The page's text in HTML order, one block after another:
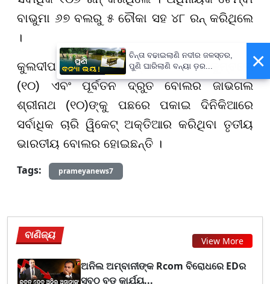
ବାଭୁମା ୬୭ ବଲରୁ ୫ ଚୌକା ସହ ୪୮ ରନ୍ କରିଥିଲେ
।
କୁଲଦୀପ (୧୧) ପୂର୍ବତନ ସ୍ପିନର ଅନିଲ କୁମ୍ବଲେ
(୧୦) ଏବଂ ପୂର୍ବତନ ଦ୍ରୁତ ବୋଲର ଜାଭଗଲ
ଶ୍ରୀନାଥ (୧୦)ଙ୍କୁ ପଛରେ ପକାଇ ଦିନିକିଆରେ
ସର୍ବାଧିକ ଚାରି ୱିକେଟ୍ ଅକ୍ତିଆର କରିଥିବା ତୃତୀୟ
ଭାରତୀୟ ବୋଲର ହୋଇଛନ୍ତି ।
Tags:
prameyanews7
ବାଣିଜ୍ୟ View More
ଅନିଲ ଅମ୍ବାନୀଙ୍କ Rcom ବିରୋଧରେ EDର
ସବୁଠୁ ବଡ଼ କାର୍ଯ୍ୟ...
×
ଚିନ୍ତା ବଢାଇଲାଣି ନଦୀର ଜଳସ୍ତର,
ପୁଣି ଘାରିଲାଣି ବନ୍ୟା ଡ଼ର...